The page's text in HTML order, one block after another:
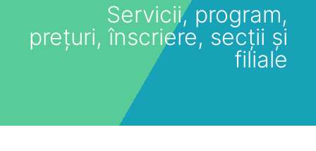
Servicii, program,
prețuri, înscriere, secții și
filiale